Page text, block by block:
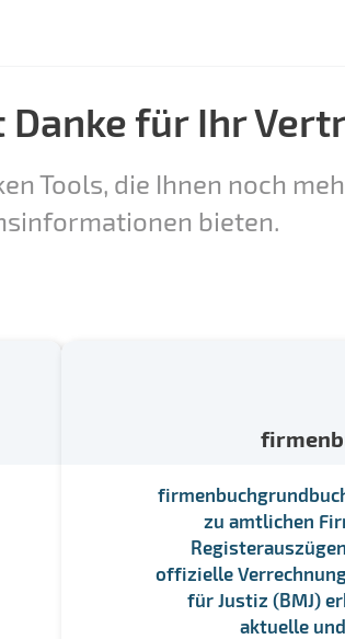
für Ihr
Tools, die Ihnen noch
bieten.
zu amtlichen
offizielle
für Justiz (BMJ)
aktuelle